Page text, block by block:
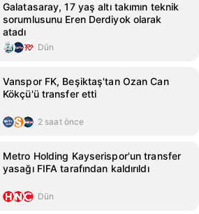
Galatasaray, 17 yaş altı takımın teknik
sorumlusunu Eren Derdiyok olarak
atadı
Dün
Vanspor FK, Beşiktaş'tan Ozan Can
Kökçü'ü transfer etti
2 saat önce
Metro Holding Kayserispor'un transfer
yasağı FIFA tarafından kaldırıldı
Dün